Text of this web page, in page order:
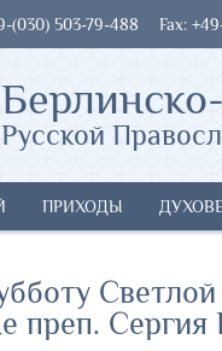
(030) 503-79-488 Fax:
Русской
ПРИХОДЫ
преп. Сергия